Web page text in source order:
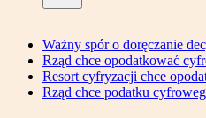
Ważny spór o doręczanie
Rząd chce opodatkować
Resort cyfryzacji chce
Rząd chce podatku